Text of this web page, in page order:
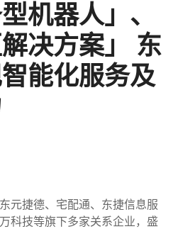
机器人」、
解决方案」 东
能化服务及
元捷德、宅配通、东捷信息服
科技等旗下多家关系企业，盛